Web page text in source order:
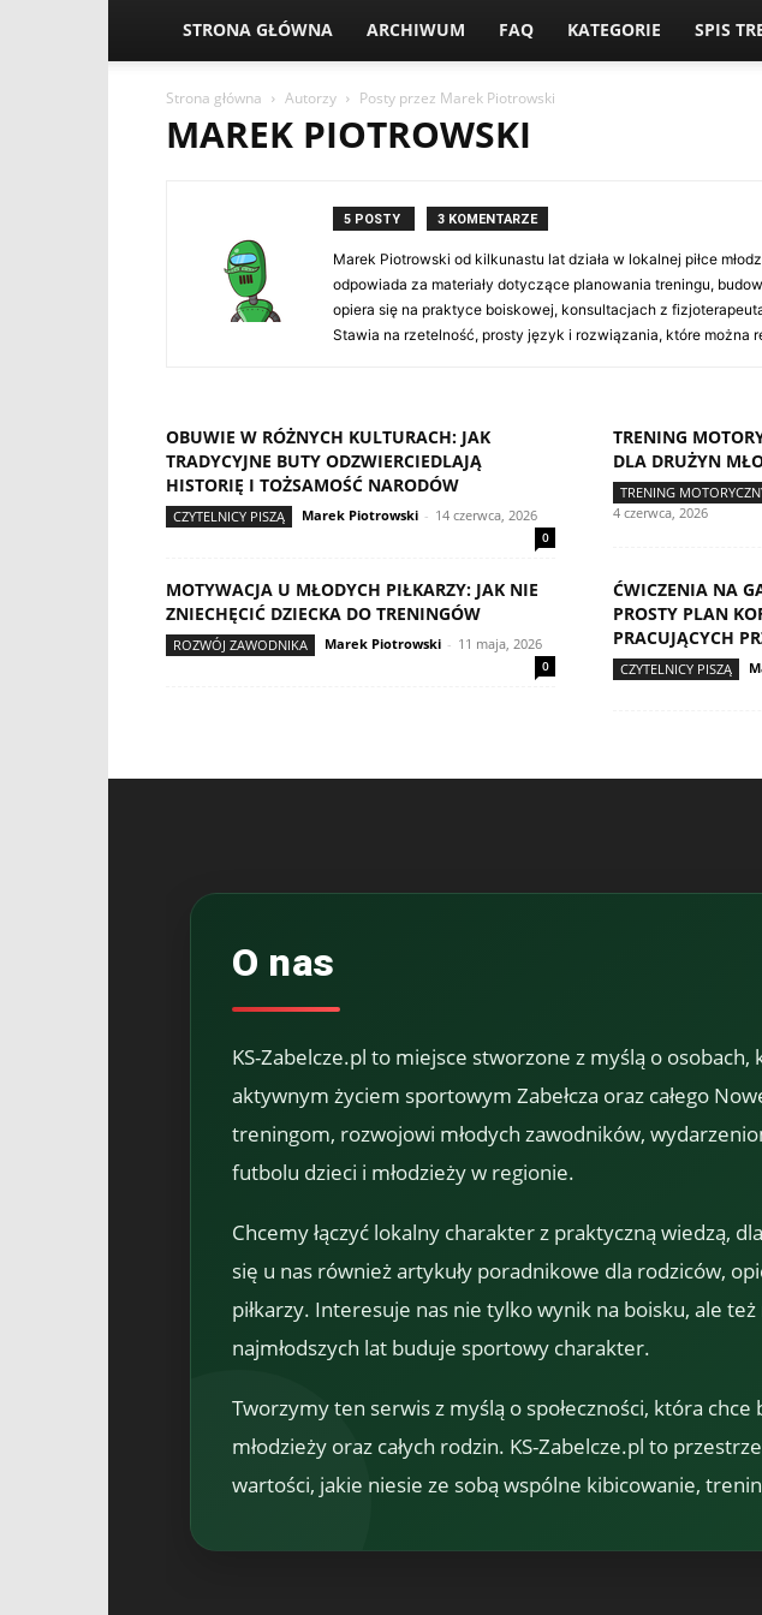
STRONA GŁÓWNA ARCHIWUM FAQ KATEGORIE SPIS
Strona główna Autorzy Posty przez Marek Piotrowski
MAREK PIOTROWSKI
5 POSTY 3 KOMENTARZE
Marek Piotrowski od kilkunastu lat działa w lokalnej piłce
odpowiada za materiały dotyczące planowania treningu,
opiera się na praktyce boiskowej, konsultacjach z
Stawia na rzetelność, prosty język i rozwiązania, które można
OBUWIE W RÓŻNYCH KULTURACH: JAK
TRADYCYJNE BUTY ODZWIERCIEDLAJĄ
HISTORIĘ I TOŻSAMOŚĆ NARODÓW
CZYTELNICY PISZĄ Marek Piotrowski - 14 czerwca, 2026
0
TRENING
DLA DRUŻYN
TRENING
4 czerwca, 2026
MOTYWACJA U MŁODYCH PIŁKARZY: JAK NIE
ZNIECHĘCIĆ DZIECKA DO TRENINGÓW
ROZWÓJ ZAWODNIKA Marek Piotrowski - 11 maja, 2026
0
ĆWICZENIA NA
PROSTY PLAN
PRACUJĄCYCH
CZYTELNICY PISZĄ
O nas
KS-Zabelcze.pl to miejsce stworzone z myślą o
aktywnym życiem sportowym Zabełcza oraz całego
treningom, rozwojowi młodych zawodników,
futbolu dzieci i młodzieży w regionie.
Chcemy łączyć lokalny charakter z praktyczną wiedzą,
się u nas również artykuły poradnikowe dla rodziców,
piłkarzy. Interesuje nas nie tylko wynik na boisku, ale
najmłodszych lat buduje sportowy charakter.
Tworzymy ten serwis z myślą o społeczności, która
młodzieży oraz całych rodzin. KS-Zabelcze.pl to
wartości, jakie niesie ze sobą wspólne kibicowanie,